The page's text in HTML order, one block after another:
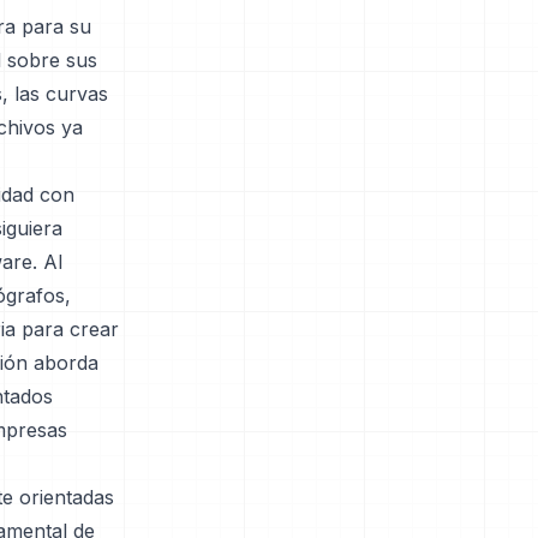
para su
sus
las curvas
ya
con
Al
para crear
aborda
orientadas
de